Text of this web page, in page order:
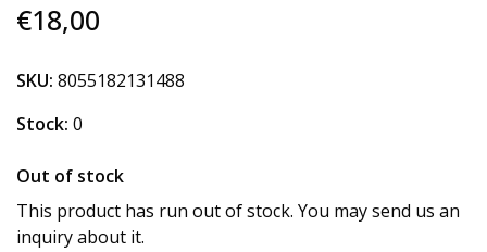
€18,00
SKU: 8055182131488
Stock: 0
Out of stock
This product has run out of stock. You may send us an
inquiry about it.